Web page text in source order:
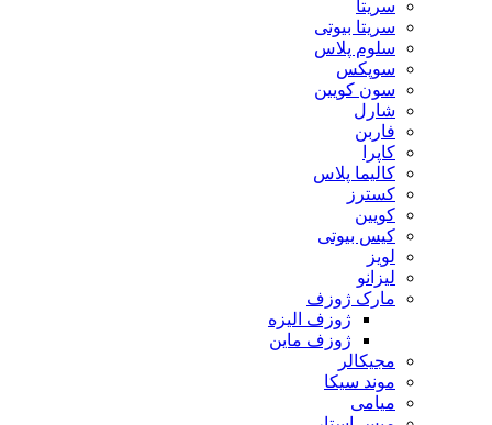
سریتا
سریتا بیوتی
سلوم پلاس
سوپکس
سون کویین
شارل
فاربن
کاپرا
کالیما پلاس
کسترز
کویین
کیس بیوتی
لویز
لیزانو
مارک ژوزف
ژوزف الیزه
ژوزف ماین
مجیکالر
موند سیکا
میامی